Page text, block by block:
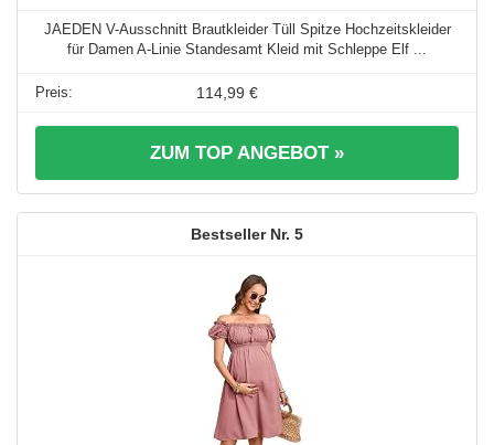
JAEDEN V-Ausschnitt Brautkleider Tüll Spitze Hochzeitskleider
für Damen A-Linie Standesamt Kleid mit Schleppe Elf ...
114,99 €
ZUM TOP ANGEBOT »
5